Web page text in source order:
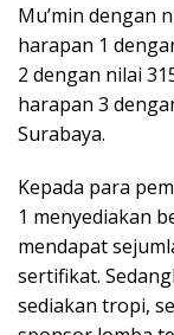
Mu’min dengan
harapan 1
2 dengan nilai
harapan 3
Surabaya.
Kepada para
1 menyediakan
mendapat
sertifikat.
sediakan tropi,